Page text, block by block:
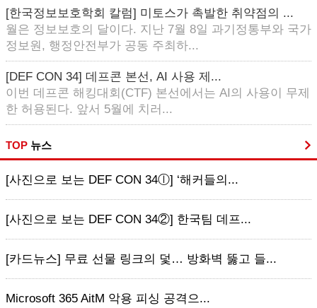
[한국정보보호학회 칼럼] 미토스가 촉발한 취약점의 ...
월은 정보보호의 달이다. 지난 7월 8일 과기정통부와 국가
정보원, 행정안전부가 공동 주최하...
[DEF CON 34] 데프콘 본선, AI 사용 제...
이번 데프콘 해킹대회(CTF) 본선에서는 AI의 사용이 무제
한 허용된다. 앞서 5월에 치러...
TOP 뉴스
[사진으로 보는 DEF CON 34ⓛ] ‘해커들의...
[사진으로 보는 DEF CON 34②] 한국팀 데프...
[카드뉴스] 무료 선물 링크의 덫… 방화벽 뚫고 들...
Microsoft 365 AitM 악용 피싱 공격으...